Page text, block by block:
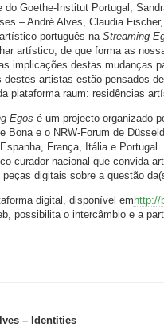
do Goethe-Institut Portugal,
– André Alves, Claudia
português naStreaming
artístico, de que forma as
implicações destas mudanças
destes artistas estão pensados
plataforma raum: residências
Egos é um projecto organizado
Bona e o NRW-Forum de
França, Itália e
curador nacional que convida
peças digitais sobre a questão
digital, disponível emhttp://
possibilita o intercâmbio e a
– Identities